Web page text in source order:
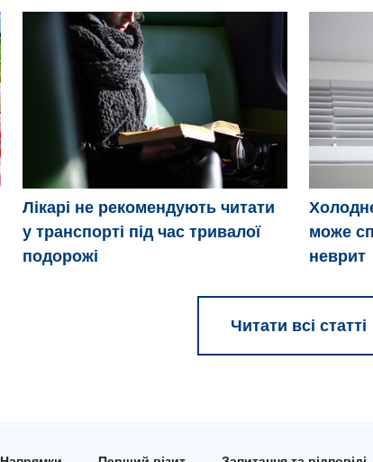
Лікарі не рекомендують читати
у транспорті під час тривалої
подорожі
може
неврит
Читати всі статті